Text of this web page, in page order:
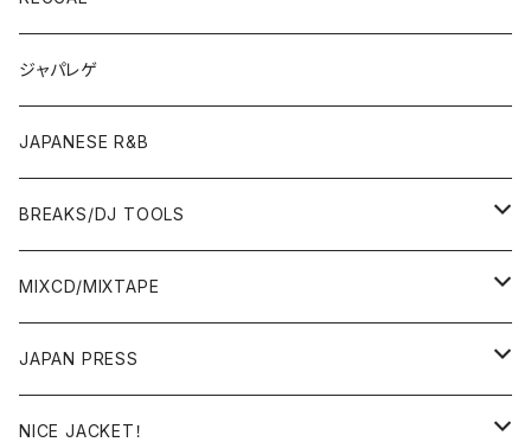
OTHERS
JAPANESE
OTHERS
ジャパレゲ
JAPANESE R&B
BREAKS/DJ TOOLS
BREAKS/MEGAMIX/CUT UP
RE-EDIT/DJ TOOLS
MIXCD/MIXTAPE
MIXCD
日本語ラップ
MIXTAPE
JAPAN PRESS
LP(+ OBI)
NICE JACKET！